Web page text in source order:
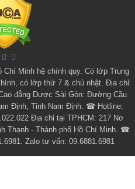
Chí Minh hệ chính quy. Có lớp Trung
có lớp thứ 7 & chủ nhật. Địa chỉ:
đẳng Dược Sài Gòn: Đường Cầu
Định, Tỉnh Nam Định. ☎ Hotline:
Địa chỉ tại TPHCM: 217 Nơ
Thạnh - Thành phố Hồ Chí Minh. ☎
Zalo tư vấn: 09.6881.6981